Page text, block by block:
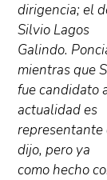
dirigencia; el
Silvio Lagos
Galindo.
mientras que
fue candidato
actualidad es
representante
dijo, pero ya
como hecho